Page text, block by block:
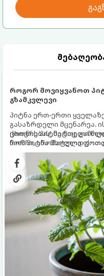
როგორ მოვიყვანოთ
გზამკვლევი
პიტნა ერთ-ერთი
გასაზრდელი მცენარეა.
ცხოვრებას, მეტიც,
რომ პიტნა მხოლოდ
გრუნტში (ბაღში)
სწრაფად ვრცელდება და
ქოთნის პიტნა მთელი
ნორჩი, არომატული
კერძებისთვის.